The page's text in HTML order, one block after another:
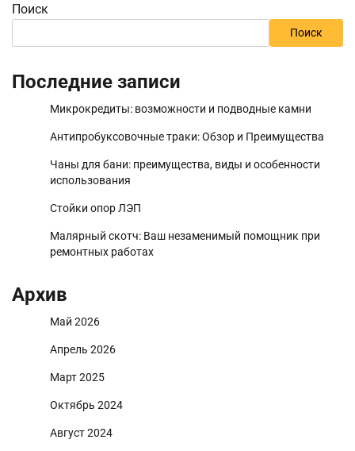
Поиск
Поиск
Последние записи
Микрокредиты: возможности и подводные камни
Антипробуксовочные траки: Обзор и Преимущества
Чаны для бани: преимущества, виды и особенности
использования
Стойки опор ЛЭП
Малярный скотч: Ваш незаменимый помощник при
ремонтных работах
Архив
Май 2026
Апрель 2026
Март 2025
Октябрь 2024
Август 2024